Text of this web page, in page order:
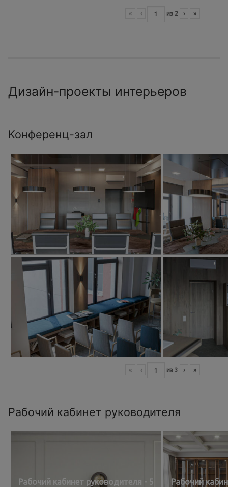
« ‹ из 2 › »
Дизайн-проекты интерьеров
Конференц-зал
« ‹ из 3 › »
Рабочий кабинет руководителя
Рабочий кабинет руководителя - 5 Рабочий